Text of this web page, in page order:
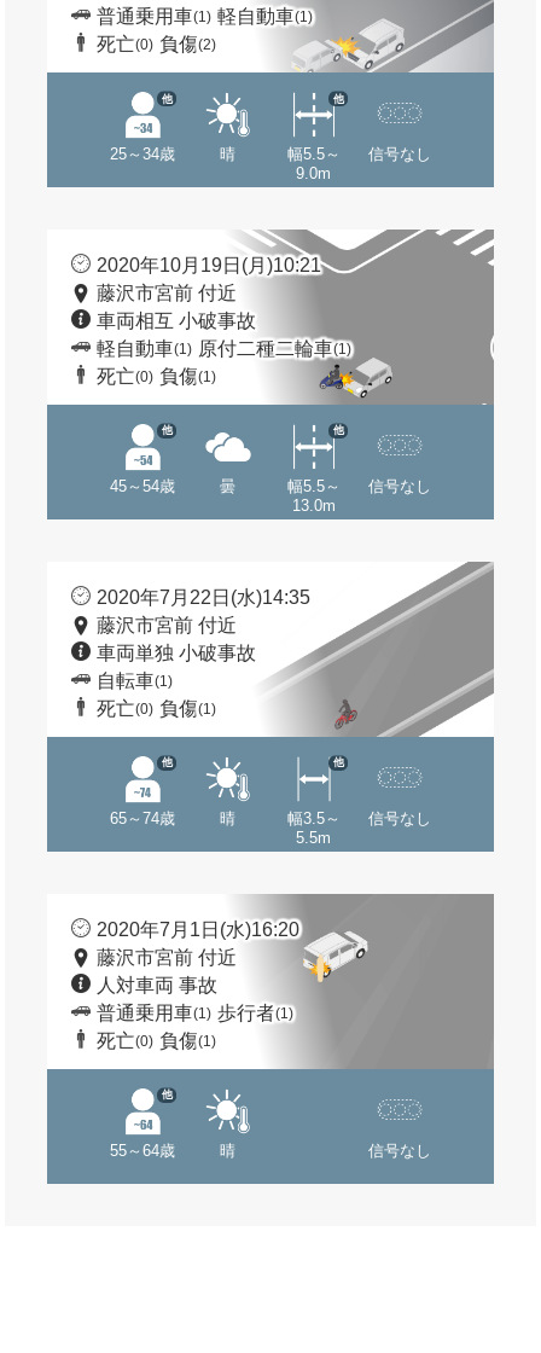
普通乗用車(1) 軽自動車(1)
死亡(0) 負傷(2)
25～34歳
他
晴
幅5.5～
9.0m
他
信号なし
2020年10月19日(月)10:21
藤沢市宮前 付近
車両相互 小破事故
軽自動車(1) 原付二種二輪車(1)
死亡(0) 負傷(1)
45～54歳
他
曇
幅5.5～
13.0m
他
信号なし
2020年7月22日(水)14:35
藤沢市宮前 付近
車両単独 小破事故
自転車(1)
死亡(0) 負傷(1)
65～74歳
他
晴
幅3.5～
5.5m
他
信号なし
2020年7月1日(水)16:20
藤沢市宮前 付近
人対車両 事故
普通乗用車(1) 歩行者(1)
死亡(0) 負傷(1)
55～64歳
他
晴 信号なし